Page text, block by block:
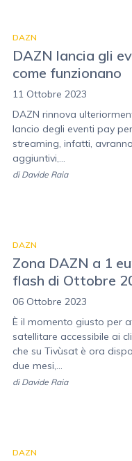
DAZN
DAZN lancia gli
come funzionano
11 Ottobre 2023
DAZN rinnova
lancio degli eventi pay
streaming, infatti,
aggiuntivi,...
di Davide Raia
DAZN
Zona DAZN a 1
flash di Ottobre
06 Ottobre 2023
È il momento giusto per
satellitare accessibile ai
che su Tivùsat è ora
due mesi,...
di Davide Raia
DAZN